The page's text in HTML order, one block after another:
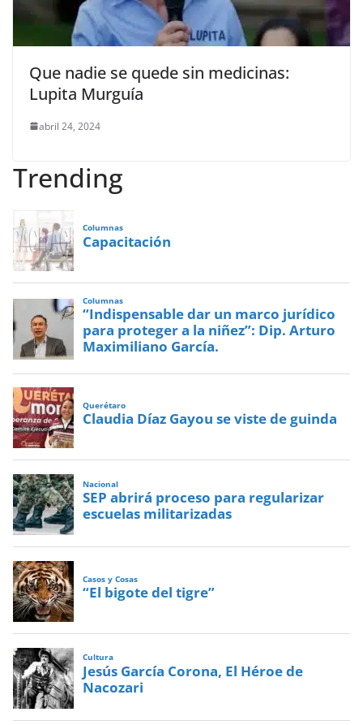
Que nadie se quede sin medicinas:
Lupita Murguía
abril 24, 2024
Trending